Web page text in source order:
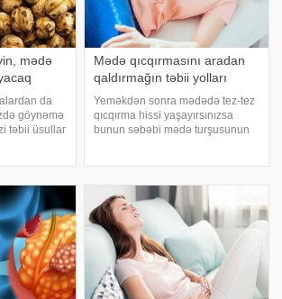
mədə
da
göynəmə
təbii üsullar
yağlı v
Mədə qıcqırmasını aradan
qaldırmağın təbii yolları
Yeməkdən sonra mədədə tez-tez
qıcqırma hissi yaşayırsınızsa
bunun səbəbi mədə turşusunun
etmək istəmirsinizsə, diqqət
etməli olduğunu